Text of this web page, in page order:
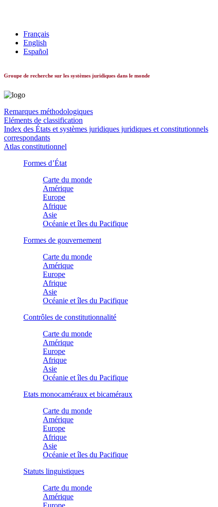
Français
English
Español
Groupe de recherche sur les systèmes juridiques dans le monde
Remarques méthodologiques
Eléments de classification
Index des États et systèmes juridiques juridiques et constitutionnels
correspondants
Atlas constitutionnel
Formes d’État
Carte du monde
Amérique
Europe
Afrique
Asie
Océanie et îles du Pacifique
Formes de gouvernement
Carte du monde
Amérique
Europe
Afrique
Asie
Océanie et îles du Pacifique
Contrôles de constitutionnalité
Carte du monde
Amérique
Europe
Afrique
Asie
Océanie et îles du Pacifique
Etats monocaméraux et bicaméraux
Carte du monde
Amérique
Europe
Afrique
Asie
Océanie et îles du Pacifique
Statuts linguistiques
Carte du monde
Amérique
Europe